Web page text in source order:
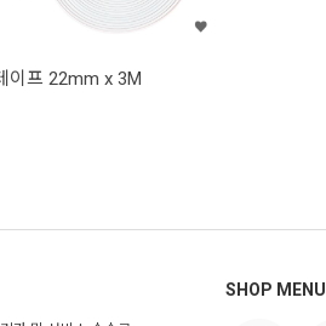
이프 22mm x 3M
SHOP MENU